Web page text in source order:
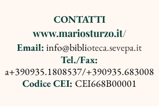
CONTATTI
www.mariosturzo.it/
Email:info@biblioteca.sevepa.it
Tel./Fax:
a+390935.1808537/+390935.683008
Codice CEI: CEI668B00001